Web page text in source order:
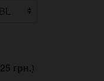
25 грн.)